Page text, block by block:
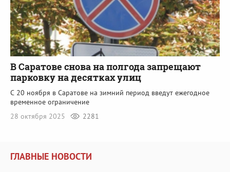
В Саратове снова на полгода запрещают
парковку на десятках улиц
С 20 ноября в Саратове на зимний период введут ежегодное
временное ограничение
28 октября 2025
2281
ГЛАВНЫЕ НОВОСТИ